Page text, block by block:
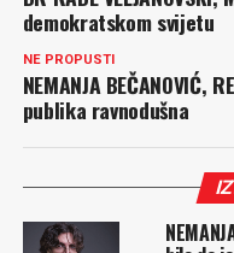
demokratskom svijetu
NE PROPUSTI
NEMANJA BEČANOVIĆ,
publika ravnodušna